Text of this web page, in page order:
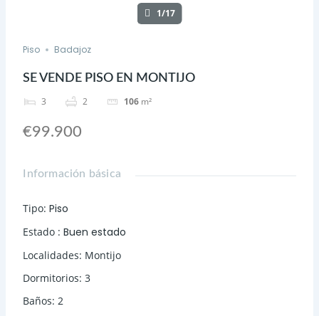
1/17
Piso Badajoz
SE VENDE PISO EN MONTIJO
3 2 106 m²
€99.900
Información básica
Tipo: Piso
Estado : Buen estado
Localidades: Montijo
Dormitorios: 3
Baños: 2